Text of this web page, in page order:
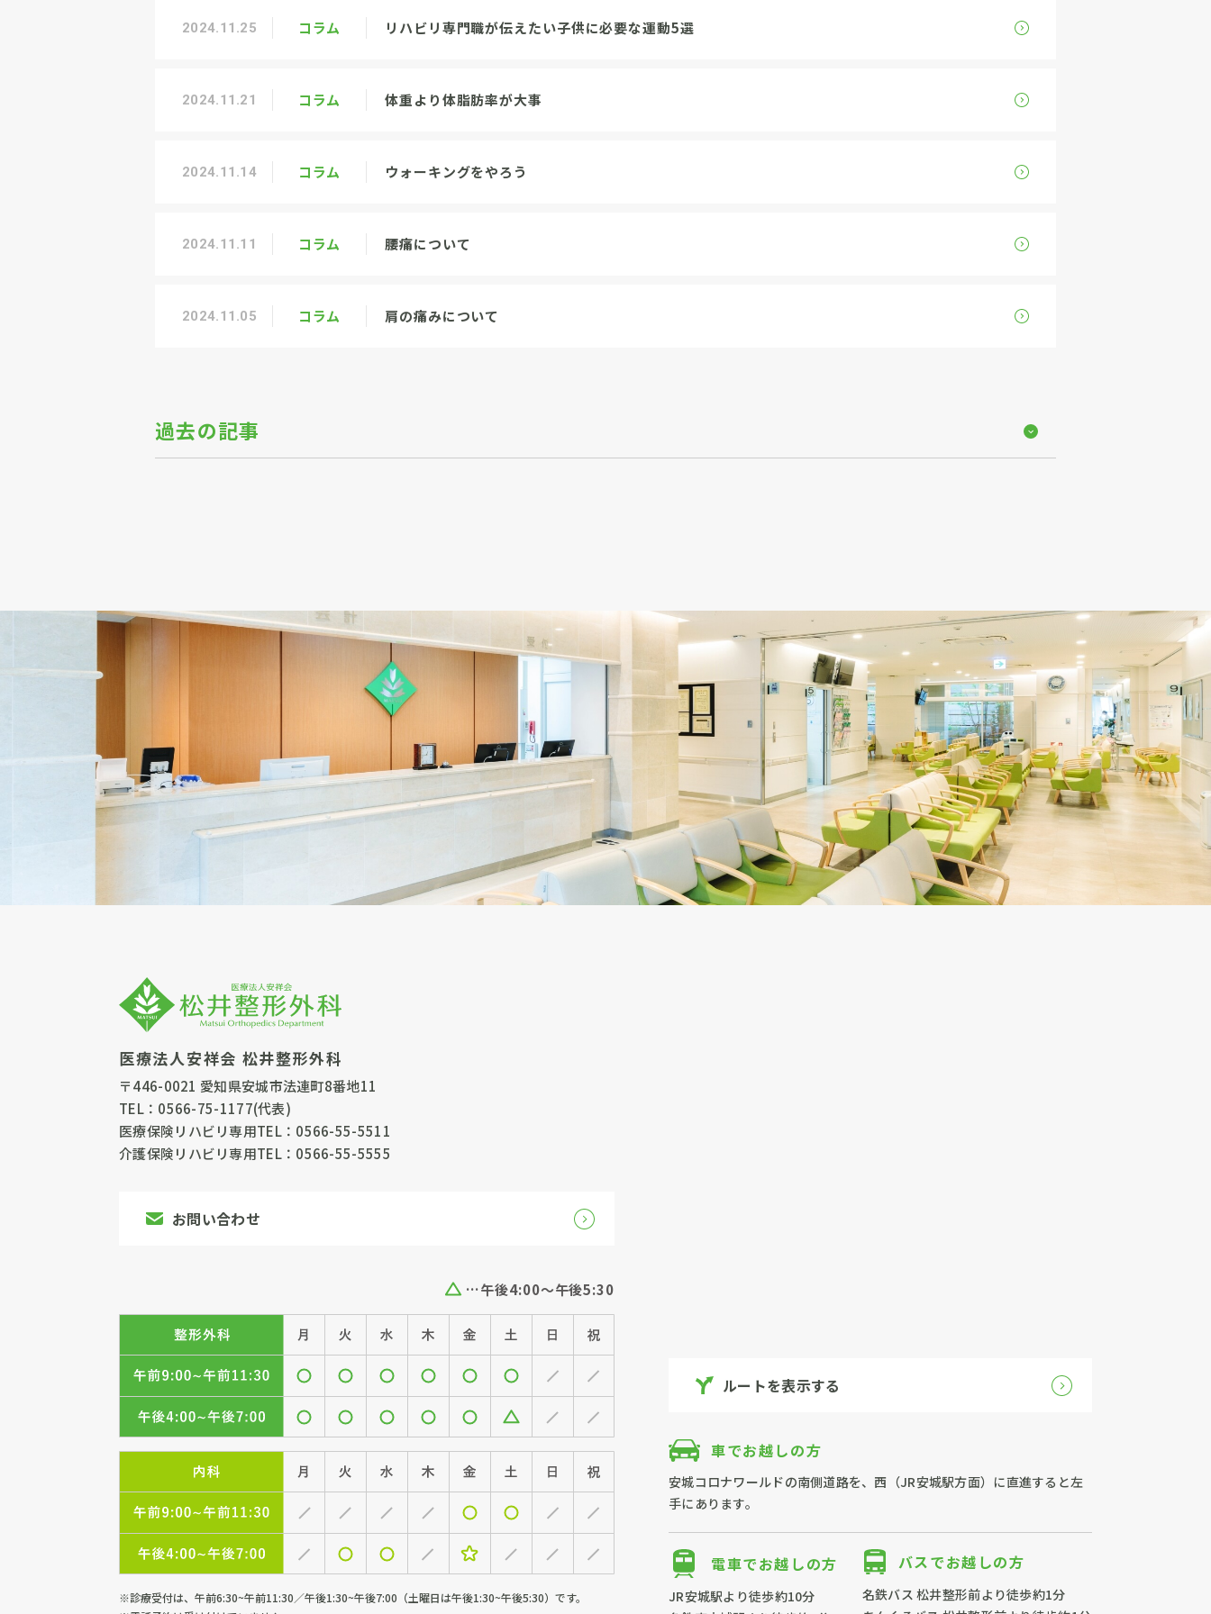
2024.11.25 コラム リハビリ専門職が伝えたい子供に必要な運動5選
2024.11.21 コラム 体重より体脂肪率が大事
2024.11.14 コラム ウォーキングをやろう
2024.11.11 コラム 腰痛について
2024.11.05 コラム 肩の痛みについて
過去の記事
医療法人安祥会 松井整形外科
〒446-0021 愛知県安城市法連町8番地11
TEL： 0566-75-1177(代表)
医療保険リハビリ専用TEL： 0566-55-5511
介護保険リハビリ専用TEL： 0566-55-5555
お問い合わせ
…午後4:00～午後5:30
診療受付は、午前6:30~午前11:30／午後1:30~午後7:00 （土曜日は午後1:30~午後5:30）です。
ルートを表示する
車でお越しの方
安城コロナワールドの南側道路を、西（JR安城駅方面）に直進すると左
手にあります。
電車でお越しの方
JR安城駅より徒歩約10分
バスでお越しの方
名鉄バス 松井整形前より徒歩約1分